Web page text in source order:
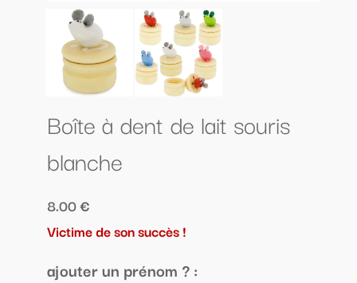
Boîte à dent de lait souris
blanche
8.00 €
Victime de son succès !
ajouter un prénom ? :